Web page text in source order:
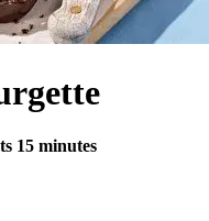
15 minutes